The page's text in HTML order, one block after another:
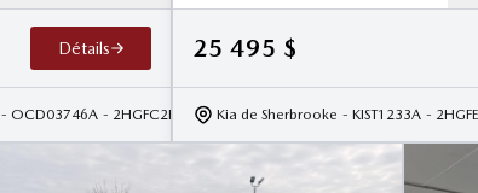
Détails
- OCD03746A - 2HGFC2F63JH013767
25 495 $
Kia de Sherbrooke - KIST1233A -